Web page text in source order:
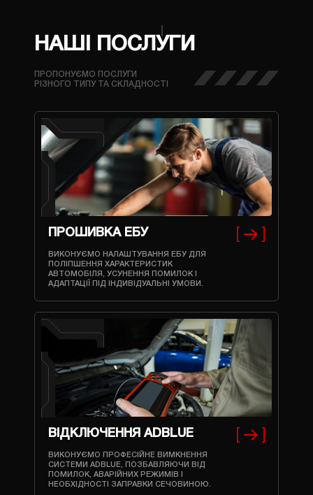
НАШІ ПОСЛУГИ
ПРОПОНУЄМО ПОСЛУГИ
РІЗНОГО ТИПУ ТА СКЛАДНОСТІ
ПРОШИВКА ЕБУ
ВИКОНУЄМО НАЛАШТУВАННЯ ЕБУ ДЛЯ
ПОЛІПШЕННЯ ХАРАКТЕРИСТИК
АВТОМОБІЛЯ, УСУНЕННЯ ПОМИЛОК І
АДАПТАЦІЇ ПІД ІНДИВІДУАЛЬНІ УМОВИ.
ВІДКЛЮЧЕННЯ ADBLUE
ВИКОНУЄМО ПРОФЕСІЙНЕ ВИМКНЕННЯ
СИСТЕМИ ADBLUE, ПОЗБАВЛЯЮЧИ ВІД
ПОМИЛОК, АВАРІЙНИХ РЕЖИМІВ І
НЕОБХІДНОСТІ ЗАПРАВКИ СЕЧОВИНОЮ.